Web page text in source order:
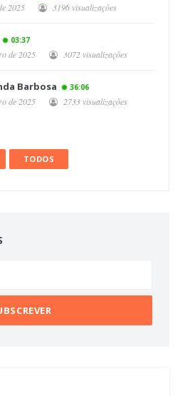
2025 3196 visualizações
03:37
de 2025 3072 visualizações
Barbosa 36:06
de 2025 2733 visualizações
TODOS